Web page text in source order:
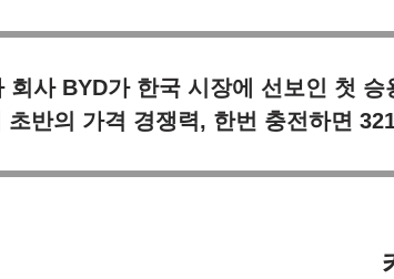
회사 BYD가 한국 시장에 선보인 첫
초반의 가격 경쟁력, 한번 충전하면